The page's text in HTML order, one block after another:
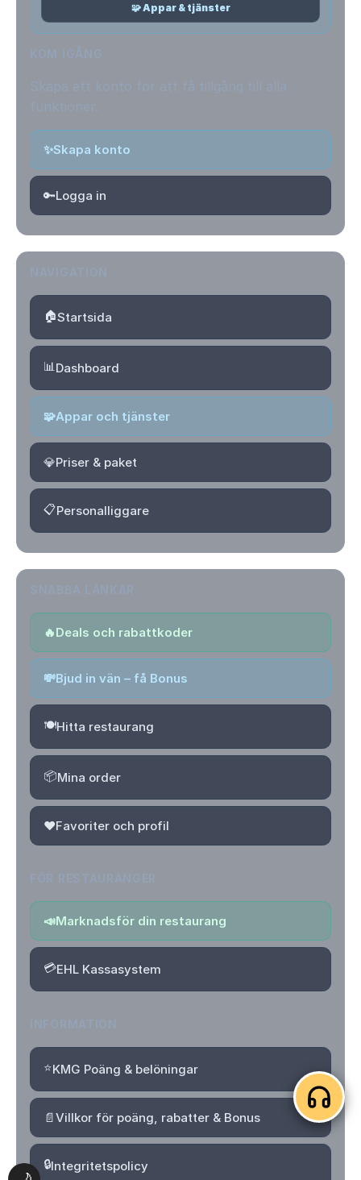
🧩 Appar & tjänster
✨Skapa konto
🔑Logga in
🏠Startsida
📊Dashboard
🧩Appar och tjänster
💎Priser & paket
📋Personalliggare
🔥Deals och rabattkoder
💸Bjud in vän – få Bonus
🍽️Hitta restaurang
📦Mina order
❤️Favoriter och profil
📣Marknadsför din restaurang
💳EHL Kassasystem
⭐KMG Poäng & belöningar
📄Villkor för poäng, rabatter & Bonus
🔒Integritetspolicy